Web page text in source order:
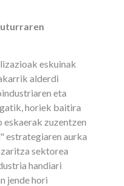
eskuinak
alderdi
eta
horiek baitira
zuzentzen
estrategiaren aurka
sektorea
handiari
jende hori